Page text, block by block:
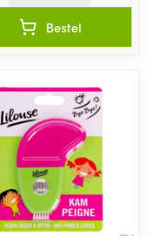
Bestel